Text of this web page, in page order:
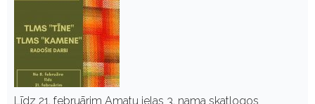
Līdz 21. februārim Amatu ielas 3. nama skatlogos